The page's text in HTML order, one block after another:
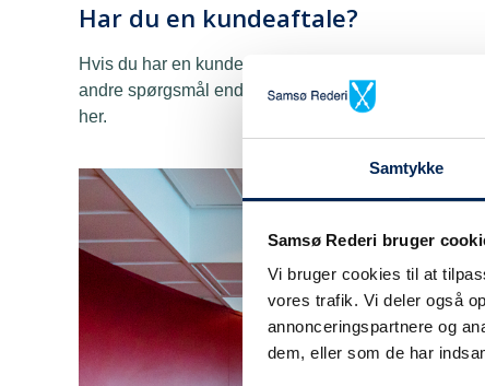
Samtykke
Samsø Rederi bruger
Vi bruger cookies til at
vores trafik. Vi deler også
annonceringspartnere og
dem, eller som de har
Har du en kundeaftale?
Hvis du har en kundeaftale, har du nogle
andre spørgsmål end andre kunder. Derfor har vi
her.